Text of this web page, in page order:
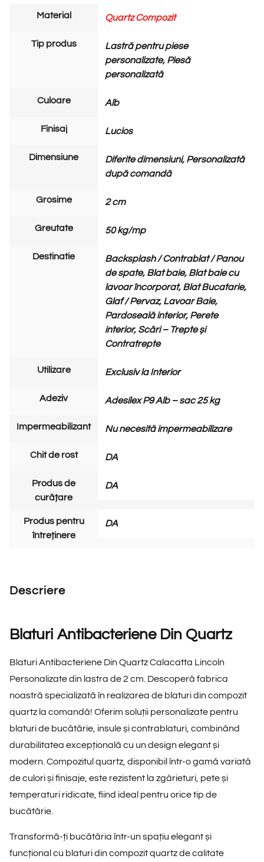
Material Quartz Compozit
Tip produs
Lastră pentru piese
personalizate, Piesă
personalizată
Culoare Alb
Finisaj Lucios
Dimensiune
Diferite dimensiuni, Personalizată
după comandă
Grosime 2 cm
Greutate 50 kg/mp
Destinatie
Backsplash / Contrablat / Panou
de spate, Blat baie, Blat baie cu
lavoar încorporat, Blat Bucatarie,
Glaf / Pervaz, Lavoar Baie,
Pardoseală interior, Perete
interior, Scări – Trepte și
Contratrepte
Utilizare Exclusiv la Interior
Adeziv Adesilex P9 Alb – sac 25 kg
Impermeabilizant Nu necesită impermeabilizare
Chit de rost DA
Produs de
curățare
DA
Produs pentru
întreținere
DA
Descriere
Blaturi Antibacteriene Din Quartz
Blaturi Antibacteriene Din Quartz Calacatta Lincoln
Personalizate din lastra de 2 cm. Descoperă fabrica
noastră specializată în realizarea de blaturi din compozit
quartz la comandă! Oferim soluții personalizate pentru
blaturi de bucătărie, insule și contrablaturi, combinând
durabilitatea excepțională cu un design elegant și
modern. Compozitul quartz, disponibil într-o gamă variată
de culori și finisaje, este rezistent la zgârieturi, pete și
temperaturi ridicate, fiind ideal pentru orice tip de
bucătărie.
Transformă-ți bucătăria într-un spațiu elegant și
funcțional cu blaturi din compozit quartzde calitate